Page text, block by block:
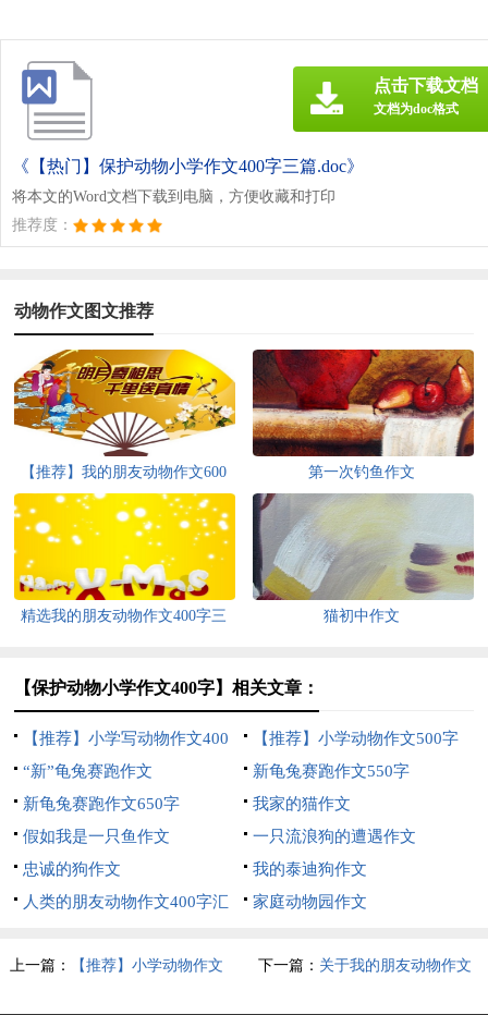
《【热门】保护动物小学作文400字三篇.doc》
将本文的Word文档下载到电脑，方便收藏和打印
推荐度：
点击下载文档
文档为doc格式
动物作文图文推荐
【推荐】我的朋友动物作文600
字三篇
第一次钓鱼作文
精选我的朋友动物作文400字三
猫初中作文
【保护动物小学作文400字】相关文章：
【推荐】小学写动物作文400
字七篇
【推荐】小学动物作文500字
锦集七篇
“新”龟兔赛跑作文
新龟兔赛跑作文550字
新龟兔赛跑作文650字
我家的猫作文
假如我是一只鱼作文
一只流浪狗的遭遇作文
忠诚的狗作文
我的泰迪狗作文
人类的朋友动物作文400字汇
家庭动物园作文
上一篇： 【推荐】小学动物作文 下一篇： 关于我的朋友动物作文